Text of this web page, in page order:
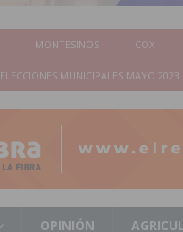
MONTESINOS COX
ELECCIONES MUNICIPALES MAYO 2023
OPINIÓN